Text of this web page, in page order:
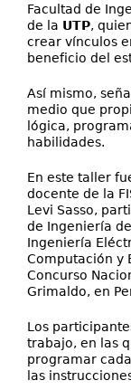
Facultad de
de la UTP,
crear vínculos
beneficio del
Así mismo,
medio que
lógica,
habilidades.
En este taller
docente de la
Levi Sasso,
de Ingeniería
Ingeniería
Computación y
Concurso
Grimaldo, en
Los
trabajo, en las
programar
las